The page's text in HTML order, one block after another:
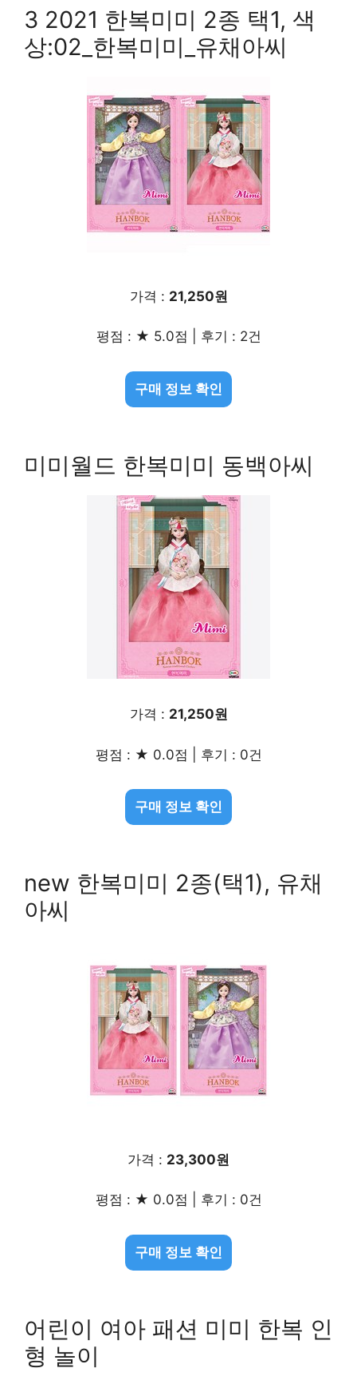
3 2021 한복미미 2종 택1, 색
상:02_한복미미_유채아씨
가격 : 21,250원
평점 : ★ 5.0점 | 후기 : 2건
구매 정보 확인
미미월드 한복미미 동백아씨
가격 : 21,250원
평점 : ★ 0.0점 | 후기 : 0건
구매 정보 확인
new 한복미미 2종(택1), 유채
아씨
가격 : 23,300원
평점 : ★ 0.0점 | 후기 : 0건
구매 정보 확인
어린이 여아 패션 미미 한복 인
형 놀이